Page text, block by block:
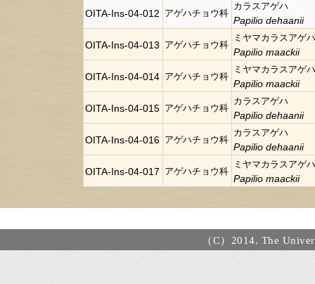
OITA-Ins-04-012 アゲハチョウ科
カラスアゲハ
Papilio dehaanii
OITA-Ins-04-013 アゲハチョウ科
ミヤマカラスアゲ
Papilio maackii
OITA-Ins-04-014 アゲハチョウ科
ミヤマカラスアゲ
Papilio maackii
OITA-Ins-04-015 アゲハチョウ科
カラスアゲハ
Papilio dehaanii
OITA-Ins-04-016 アゲハチョウ科
カラスアゲハ
Papilio dehaanii
OITA-Ins-04-017 アゲハチョウ科
ミヤマカラスアゲ
Papilio maackii
（C）2014. The